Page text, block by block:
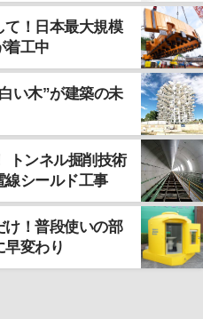
を第三者に委託する場合で
報の安全管理が図れるよ
して、必要かつ適切な監督
ット上のwebサイトには、
いる場合があります。この
おいてのお客様の個人情報
社では責任を負いかねます
、当社が発行する雑誌等の
より当社以外の第三者が独
合がございます。このよう
の取り扱いにつきまして
！日本最大規模
着工中
い木”が建築の未
トンネル掘削技術
線シールド工事
け！普段使いの部
早変わり